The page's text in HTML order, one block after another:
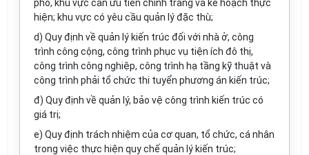
phố, khu vực cần ưu tiên chỉnh trang và kế hoạch thực
hiện; khu vực có yêu cầu quản lý đặc thù;
d) Quy định về quản lý kiến trúc đối với nhà ở, công
trình công cộng, công trình phục vụ tiện ích đô thị,
công trình công nghiệp, công trình hạ tầng kỹ thuật và
công trình phải tổ chức thi tuyển phương án kiến trúc;
đ) Quy định về quản lý, bảo vệ công trình kiến trúc có
giá trị;
e) Quy định trách nhiệm của cơ quan, tổ chức, cá nhân
trong việc thực hiện quy chế quản lý kiến trúc;